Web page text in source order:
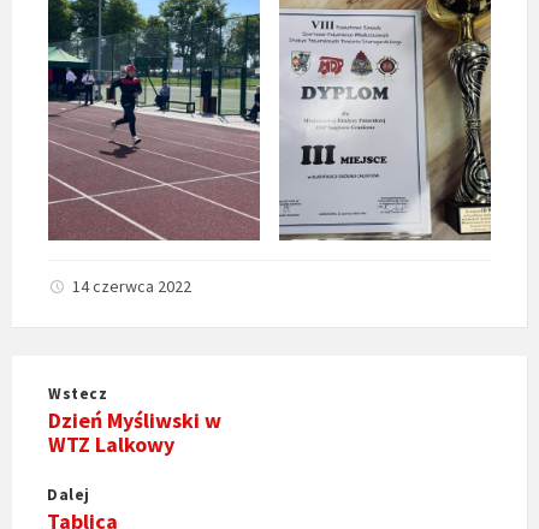
14 czerwca 2022
Wstecz
Dzień Myśliwski w
WTZ Lalkowy
Dalej
Tablica